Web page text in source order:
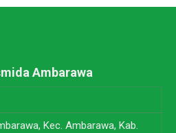
Ambarawa
Kec. Ambarawa, Kab.